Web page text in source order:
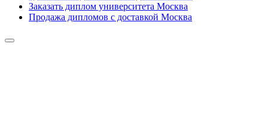
Заказать диплом университета Москва
Продажа дипломов с доставкой Москва